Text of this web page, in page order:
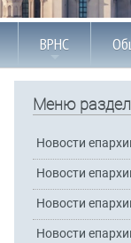
ВРНС
Меню
Новости
Новости
Новости
Новости